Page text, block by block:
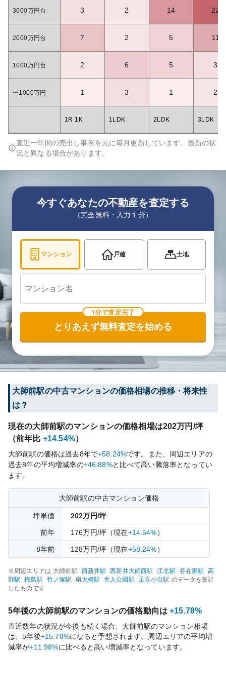
3000万円台 3 2 14 22
2000万円台 7 2 5 11
1000万円台 2 6 5 3
〜1000万円 1 3 1 2
1R 1K 1LDK 2LDK 3LDK
直近一年間の売出し事例を元に毎月更新しています。最新の状
況と異なる場合があります。
今すぐあなたの不動産を査定する
（完全無料・入力１分）
マンション 戸建 土地
1分で査定完了
とりあえず無料査定を始める
大師前駅の中古マンションの価格相場の推移・将来性
は？
現在の大師前駅のマンションの価格相場は202万円/坪
（前年比 +14.54%）
大師前駅の価格は過去8年で+58.24%です。
また、周辺エリアの
過去8年の平均増減率の+46.88%と比べて高い騰落率となってい
ます。
大師前駅の中古マンション価格
坪単価 202万円/坪
前年 176万円/坪 （現在+14.54%）
8年前 128万円/坪 （現在+58.24%）
※周辺エリアは 大師前駅 西新井駅 西新井大師西駅 江北駅 谷在家駅
高
野駅 梅島駅 竹ノ塚駅 扇大橋駅 舎人公園駅 足立小台駅 のデータを集計
したものです
5年後の大師前駅のマンションの価格動向は +15.78%
直近数年の状況が今後も続く場合、 大師前駅のマンション相場
は、5年後+15.78%になると予想されます。周辺エリアの平均増
減率が+11.98%に比べると高い増減率となっています。